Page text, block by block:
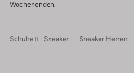
Wochenenden.
Schuhe Sneaker Sneaker Herren